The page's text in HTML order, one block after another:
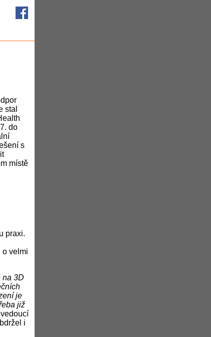
stal
do
s
místě
praxi.
o velmi
na 3D
je
již
i